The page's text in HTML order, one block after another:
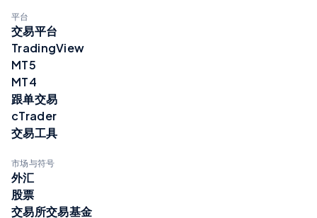
平台
交易平台
TradingView
MT5
MT4
跟单交易
cTrader
交易工具
市场与符号
外汇
股票
交易所交易基金